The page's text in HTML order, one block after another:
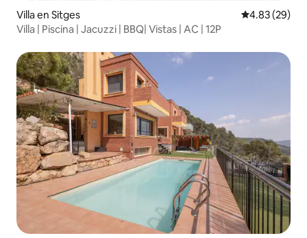
Villa en Sitges Calificación
4.83 (29)
Villa | Piscina | Jacuzzi | BBQ| Vistas | AC | 12P